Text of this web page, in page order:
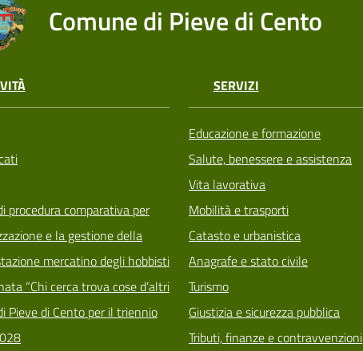
Comune di Pieve di Cento
procedura comparativa per
e la gestione della
mercatino degli hobbisti
“Chi cerca trova cose d’altri
Pieve di Cento per il triennio
SERVIZI
Educazione e formazione
Salute, benessere e assistenza
Vita lavorativa
Mobilità e trasporti
Catasto e urbanistica
Anagrafe e stato civile
Turismo
Giustizia e sicurezza pubblica
Tributi, finanze e contravvenzioni